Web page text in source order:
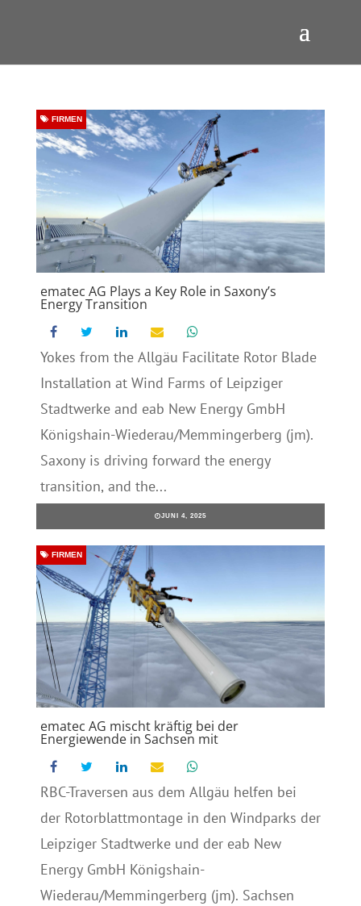
ematec AG Plays a Key Role in Saxony’s
Energy Transition
FIRMEN
Yokes from the Allgäu Facilitate Rotor Blade
Installation at Wind Farms of Leipziger
Stadtwerke and eab New Energy GmbH
Königshain-Wiederau/Memmingerberg (jm).
Saxony is driving forward the energy
transition, and the...
JUNI 4, 2025
ematec AG mischt kräftig bei der
Energiewende in Sachsen mit
FIRMEN
RBC-Traversen aus dem Allgäu helfen bei
der Rotorblattmontage in den Windparks der
Leipziger Stadtwerke und der eab New
Energy GmbH Königshain-
Wiederau/Memmingerberg (jm). Sachsen